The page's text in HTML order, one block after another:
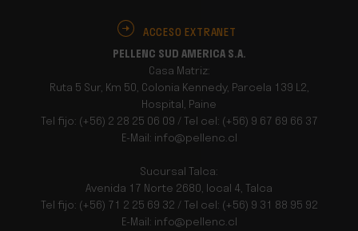
ACCESO EXTRANET
PELLENC SUD AMERICA S.A.
Casa Matriz:
Ruta 5 Sur, Km 50, Colonia Kennedy, Parcela 139 L2,
Hospital, Paine
Tel fijo: (+56) 2 28 25 06 09 / Tel cel: (+56) 9 67 69 66 37
E-Mail: info@pellenc.cl
Sucursal Talca:
Avenida 17 Norte 2680, local 4, Talca
Tel fijo: (+56) 71 2 25 69 32 / Tel cel: (+56) 9 31 88 95 92
E-Mail: info@pellenc.cl